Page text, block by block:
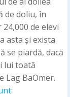
de doliu, în
de elevi
asta și exista
se piardă, dacă
lui toată
Lag BaOmer.